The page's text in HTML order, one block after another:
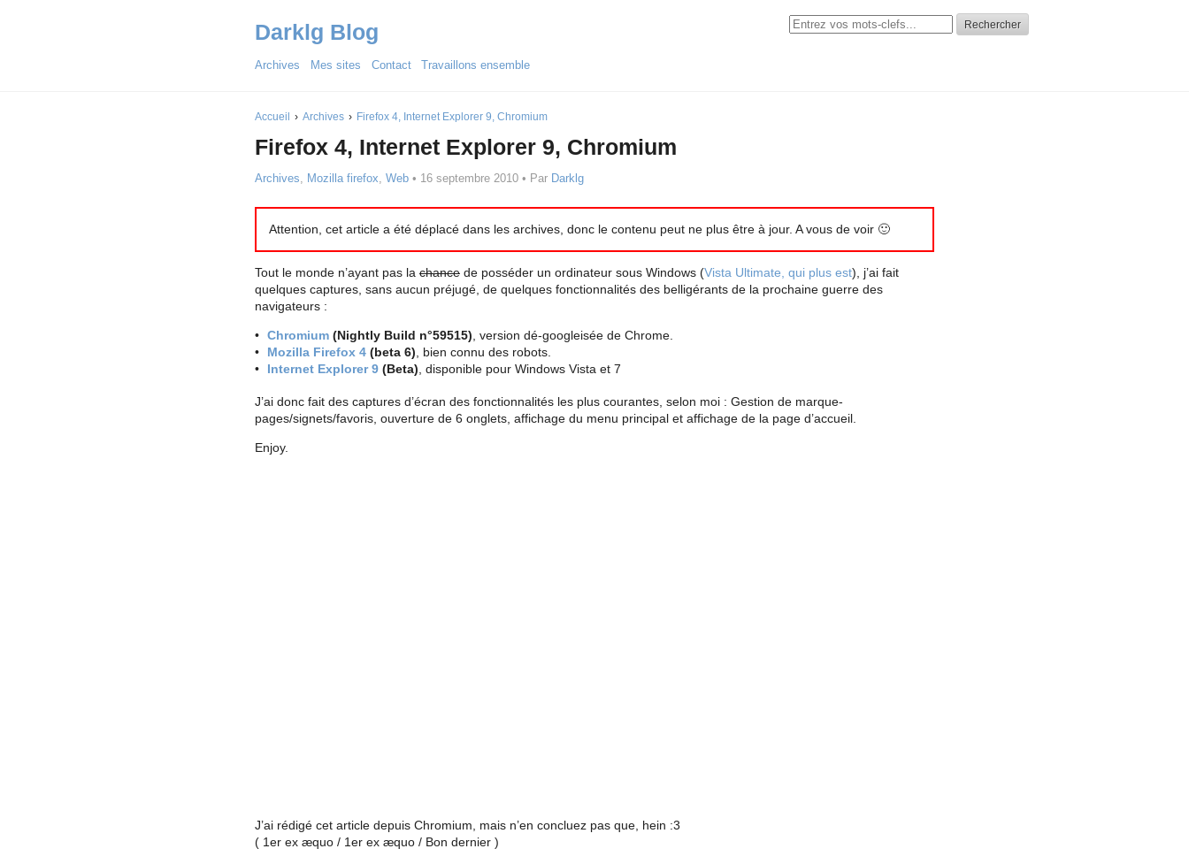
Darklg Blog Rechercher
Archives Mes sites Contact Travaillons ensemble
Accueil Archives Firefox 4, Internet Explorer 9, Chromium
Firefox 4, Internet Explorer 9, Chromium
Archives, Mozilla firefox, Web • 16 septembre 2010 • Par Darklg
Attention, cet article a été déplacé dans les archives, donc le contenu peut ne plus être à jour. A vous de voir 🙂
Tout le monde n’ayant pas la chance de posséder un ordinateur sous Windows (Vista Ultimate, qui plus est), j’ai fait
quelques captures, sans aucun préjugé, de quelques fonctionnalités des belligérants de la prochaine guerre des
navigateurs :
Chromium (Nightly Build n°59515) , version dé-googleisée de Chrome.
Mozilla Firefox 4 (beta 6) , bien connu des robots.
Internet Explorer 9 (Beta) , disponible pour Windows Vista et 7
J’ai donc fait des captures d’écran des fonctionnalités les plus courantes, selon moi : Gestion de marque-
pages/signets/favoris, ouverture de 6 onglets, affichage du menu principal et affichage de la page d’accueil.
Enjoy.
J’ai rédigé cet article depuis Chromium, mais n’en concluez pas que, hein :3
( 1er ex æquo / 1er ex æquo / Bon dernier )